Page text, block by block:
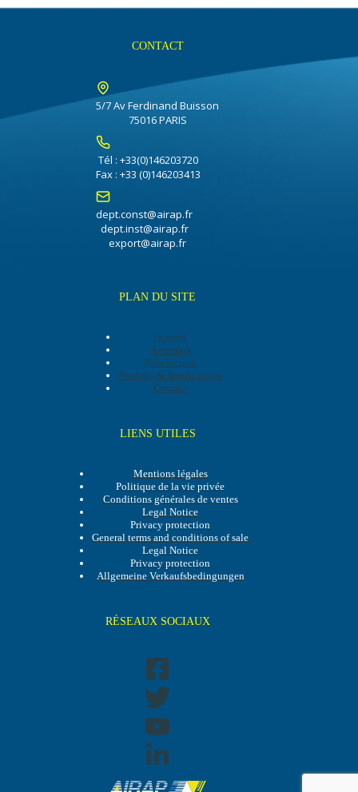
CONTACT
5/7 Av Ferdinand Buisson
75016 PARIS
Tél : +33(0)146203720
Fax : +33 (0)146203413
dept.const@airap.fr
dept.inst@airap.fr
export@airap.fr
PLAN DU SITE
Accueil
A-propos
Présélection
Produits & Applications
Contact
LIENS UTILES
Mentions légales
Politique de la vie privée
Conditions générales de ventes
Legal Notice
Privacy protection
General terms and conditions of sale
Legal Notice
Privacy protection
Allgemeine Verkaufsbedingungen
RÉSEAUX SOCIAUX